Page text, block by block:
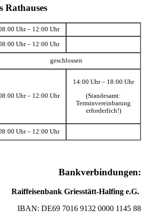
Rathauses
Uhr – 12:00 Uhr
Uhr – 12:00 Uhr
geschlossen
Uhr – 12:00 Uhr
14:00 Uhr – 18:00 Uhr
(Standesamt:
Terminvereinbarung
erforderlich!)
Uhr – 12:00 Uhr
Bankverbindungen:
Raiffeisenbank Griesstätt-Halfing e.G.
IBAN: DE69 7016 9132 0000 1145 88